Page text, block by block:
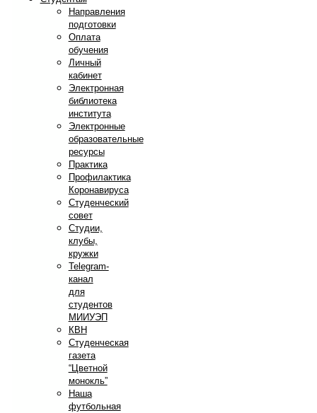
Направления
подготовки
Оплата
обучения
Личный
кабинет
Электронная
библиотека
института
Электронные
образовательные
ресурсы
Практика
Профилактика
Коронавируса
Студенческий
совет
Студии,
клубы,
кружки
Telegram-
канал
для
студентов
МИИУЭП
КВН
Студенческая
газета
“Цветной
монокль”
Наша
футбольная